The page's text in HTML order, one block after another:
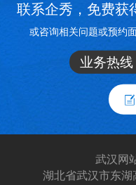
联系企秀，免费获
或咨询相关问题或预约
业务热线
武汉网
湖北省武汉市东